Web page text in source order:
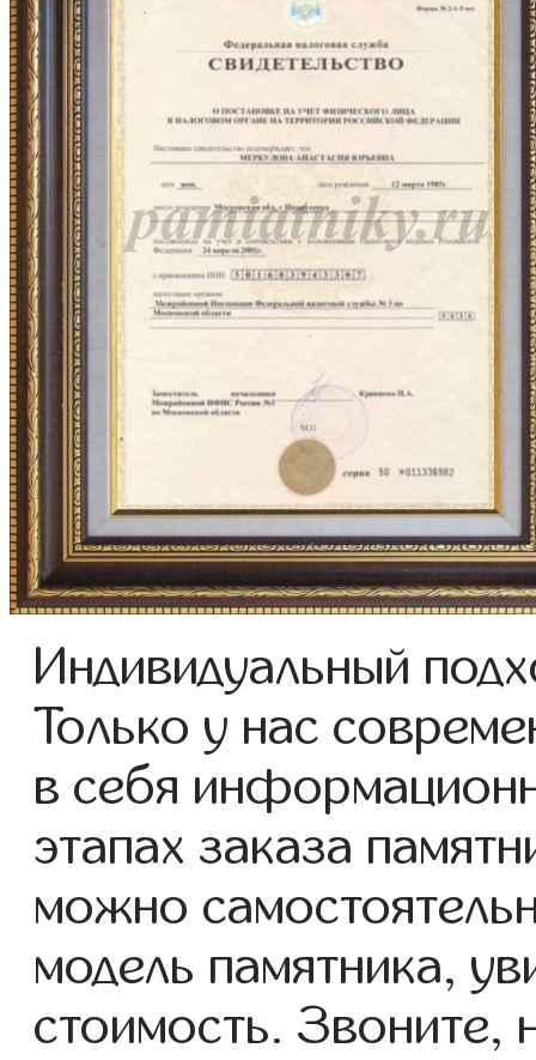
Индивидуальный
Только у нас
в себя
этапах заказа
можно
модель памятника,
стоимость. Звоните,